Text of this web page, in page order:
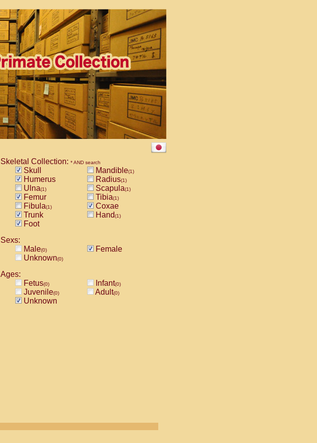
Skeletal Collection: * AND search
Skull Mandible(1)
Humerus Radius(1)
Ulna(1) Scapula(1)
Femur Tibia(1)
Fibula(1)
Coxae
Trunk
Hand(1)
Foot
Sexs:
Male(0)
Female
Unknown(0)
Ages:
Fetus(0) Infant(0)
Juvenile(0) Adult(0)
Unknown